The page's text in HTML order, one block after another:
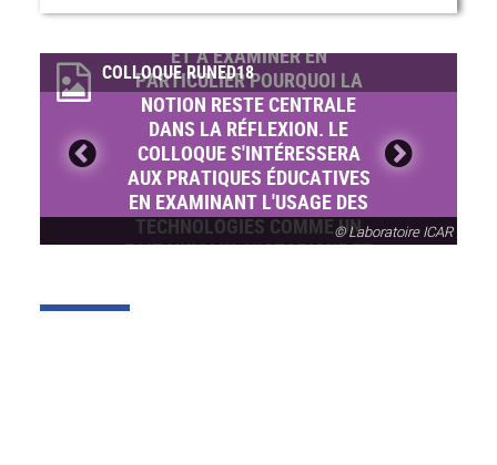
COLLOQUE RUNED18
© Laboratoire ICAR
QUESTION DES USAGES DU
ET À EXAMINER EN
PARTICULIER POURQUOI LA
NOTION RESTE CENTRALE
DANS LA RÉFLEXION. LE
COLLOQUE S'INTÉRESSERA
AUX PRATIQUES ÉDUCATIVES
EN EXAMINANT L'USAGE DES
TECHNOLOGIES COMME UN
FAIT HUMAIN, HISTORIQUE ET